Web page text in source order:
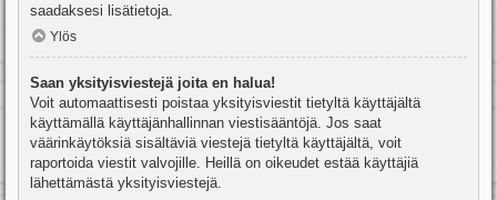
saadaksesi lisätietoja.
Ylös
Saan yksityisviestejä joita en halua!
Voit automaattisesti poistaa yksityisviestit tietyltä käyttäjältä
käyttämällä käyttäjänhallinnan viestisääntöjä. Jos saat
väärinkäytöksiä sisältäviä viestejä tietyltä käyttäjältä, voit
raportoida viestit valvojille. Heillä on oikeudet estää käyttäjiä
lähettämästä yksityisviestejä.